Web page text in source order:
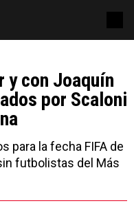
y con Joaquín
por Scaloni
para la fecha FIFA de
futbolistas del Más